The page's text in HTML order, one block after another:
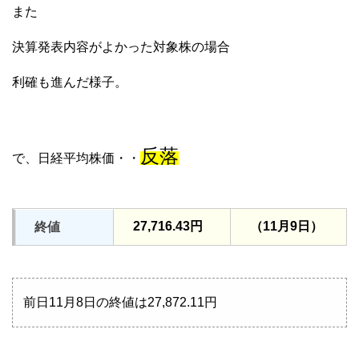
また
決算発表内容がよかった対象株の場合
利確も進んだ様子。
で、日経平均株価・・ 反落
終値 27,716.43円 （11月9日）
前日11月8日の終値は27,872.11円